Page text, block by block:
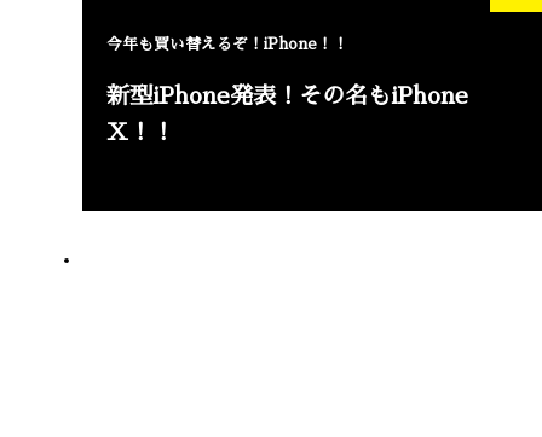
今年も買い替えるぞ！iPhone！！
新型iPhone発表！その名もiPhone
X！！